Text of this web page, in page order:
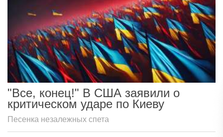
"Все, конец!" В США заявили о
критическом ударе по Киеву
Песенка незалежных спета